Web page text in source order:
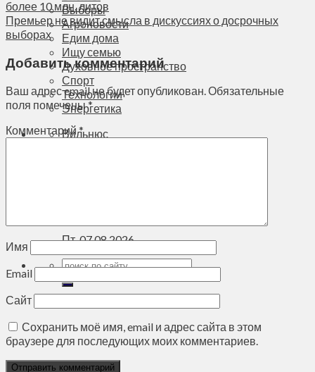
Выборы
Агроновости
Едим дома
Ищу семью
Духовное пространство
Спорт
Технологии
Энергетика
Вильнюс
Пт, 07.08.2026
более 10 млн. литов
Премьер не видит смысла в дискуссиях о досрочных
выборах
Добавить комментарий
Ваш адрес email не будет опубликован.Обязательные
поля помечены*
Комментарий*
Имя
Email
Сайт
Сохранить моё имя, email и адрес сайта в этом
браузере для последующих моих комментариев.